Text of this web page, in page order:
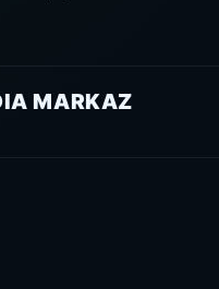
MARKAZ